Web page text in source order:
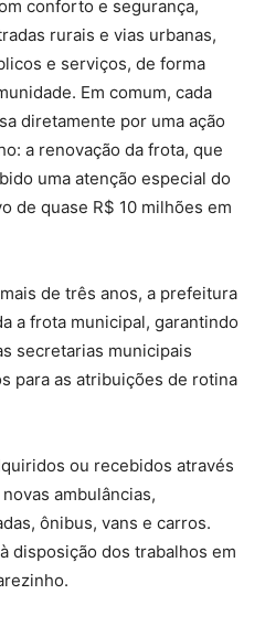
conforto e segurança,
rurais e vias urbanas,
e serviços, de forma
Em comum, cada
diretamente por uma ação
a renovação da frota, que
uma atenção especial do
de quase R$ 10 milhões em
de três anos, a prefeitura
a frota municipal, garantindo
secretarias municipais
para as atribuições de rotina
ou recebidos através
ambulâncias,
ônibus, vans e carros.
disposição dos trabalhos em